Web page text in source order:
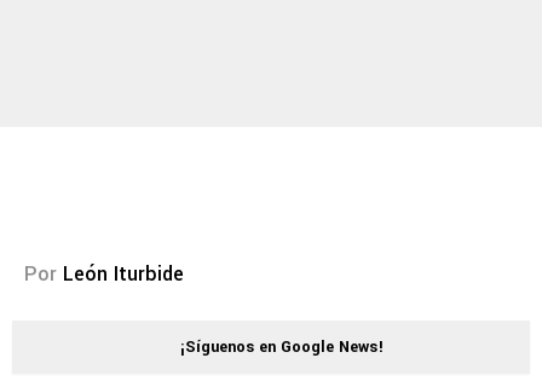
Por León Iturbide
¡Síguenos en Google News!